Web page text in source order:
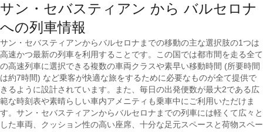
サン・セバスティアン から バルセロナ
への列車情報
サン・セバスティアンからバルセロナまでの移動の主な選択肢の1つは
高速かつ最新の列車を利用することです。この国では都市間を走る全て
の高速列車に選択できる複数の車両クラスや素早い移動時間 (所要時間
は約7時間) など乗客が快適な旅をするために必要なものが全て提供で
きるように設計されています。また、毎日の出発便数が最大2である広
範な時刻表や素晴らしい車内アメニティも乗車中にご利用いただけま
す。サン・セバスティアンからバルセロナまでの列車には軽くて広々と
した車両、クッション性の高い座席、十分な足元スペースと荷物スペー